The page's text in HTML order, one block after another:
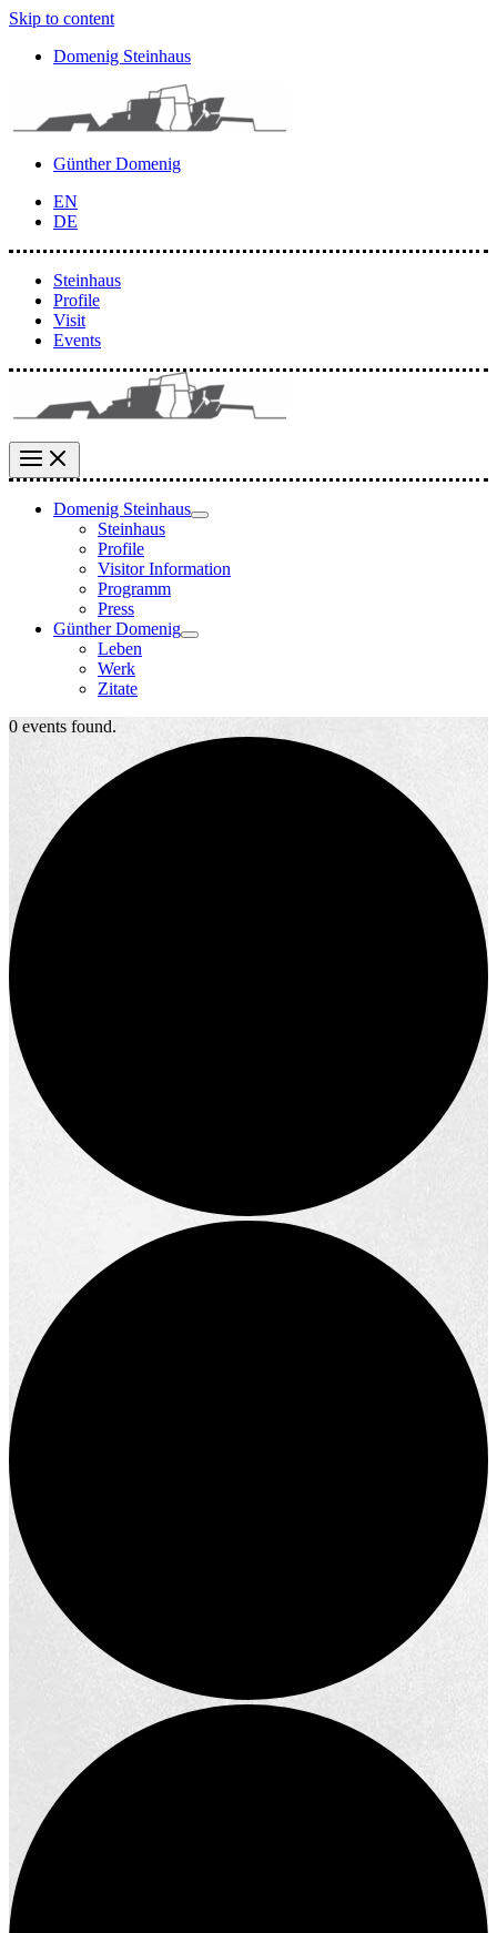
Skip to content
Domenig Steinhaus
Günther Domenig
EN
DE
Steinhaus
Profile
Visit
Events
Domenig Steinhaus
Steinhaus
Profile
Visitor Information
Programm
Press
Günther Domenig
Leben
Werk
Zitate
0 events found.